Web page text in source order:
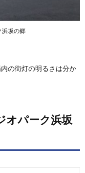
坂の郷
の街灯の明るさは分か
オパーク浜坂